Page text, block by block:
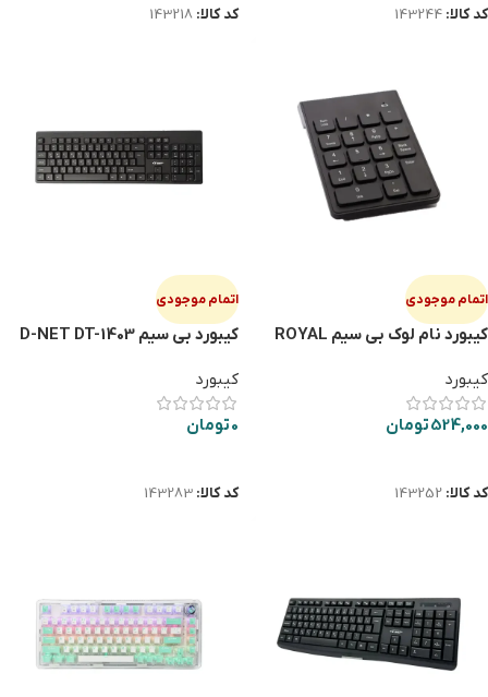
کد کالا: 143244
کد کالا: 143218
اتمام موجودی
کیبورد نام لوک بی سیم ROYAL
کیبورد
524,000تومان
کد کالا: 143252
اتمام موجودی
کیبورد بی سیم D-NET DT-1403
کیبورد
0تومان
کد کالا: 143283